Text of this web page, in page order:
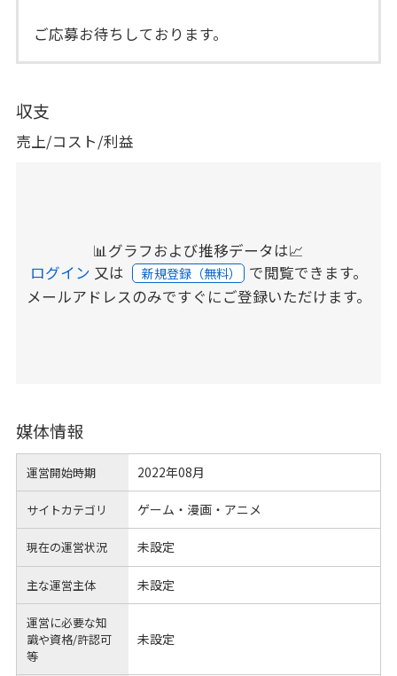
ご応募お待ちしております。
収支
売上/コスト/利益
📊グラフおよび推移データは📈
ログイン 又は 新規登録（無料） で閲覧できます。
メールアドレスのみですぐにご登録いただけます。
媒体情報
運営開始時期 2022年08月
サイトカテゴリ ゲーム・漫画・アニメ
現在の運営状況 未設定
主な運営主体 未設定
運営に必要な知
識や資格/許認可
等
未設定